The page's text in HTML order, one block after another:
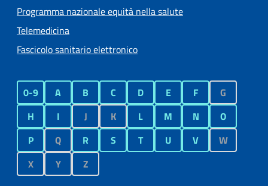
Programma nazionale equità nella salute
Telemedicina
Fascicolo sanitario elettronico
0-9 A B C D E F
G
H
I J K L M N
O
P
Q R S T U V
W
X
Y Z